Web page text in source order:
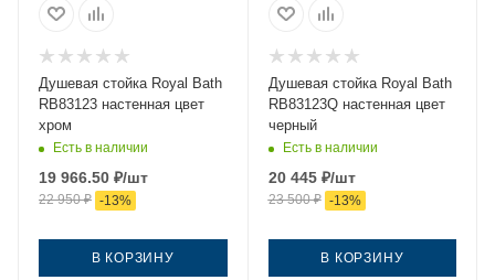
Душевая стойка Royal Bath
RB83123 настенная цвет
хром
Есть в наличии
19 966.50 ₽/шт
22 950₽ -13%
В КОРЗИНУ
Душевая стойка Royal Bath
RB83123Q настенная цвет
черный
Есть в наличии
20 445₽/шт
23 500₽ -13%
В КОРЗИНУ